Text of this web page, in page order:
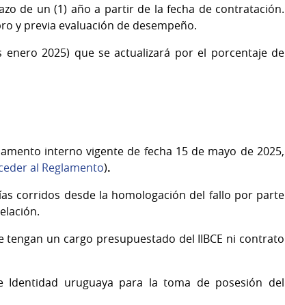
de un (1) año a partir de la fecha de contratación.
y previa evaluación de desempeño.
enero 2025) que se actualizará por el porcentaje de
interno vigente de fecha 15 de mayo de 2025,
al Reglamento).
corridos desde la homologación del fallo por parte
un cargo presupuestado del IIBCE ni contrato
Identidad uruguaya para la toma de posesión del